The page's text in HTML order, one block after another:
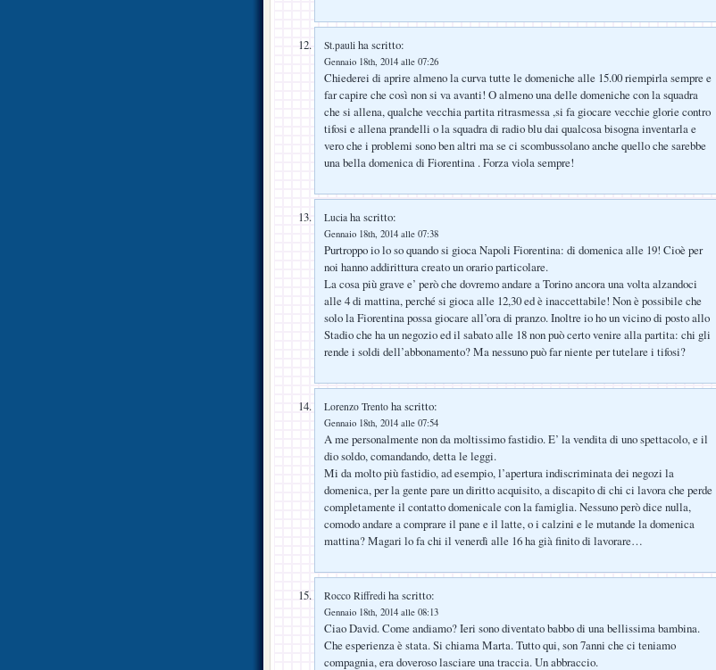
St.pauli ha scritto:
Gennaio 18th, 2014 alle 07:26
Chiederei di aprire almeno la curva tutte le domeniche alle 15.00 riempirla sempre e
far capire che così non si va avanti! O almeno una delle domeniche con la squadra
che si allena, qualche vecchia partita ritrasmessa ,si fa giocare vecchie glorie contro
tifosi e allena prandelli o la squadra di radio blu dai qualcosa bisogna inventarla e
vero che i problemi sono ben altri ma se ci scombussolano anche quello che sarebbe
una bella domenica di Fiorentina . Forza viola sempre!
Lucia ha scritto:
Gennaio 18th, 2014 alle 07:38
Purtroppo io lo so quando si gioca Napoli Fiorentina: di domenica alle 19! Cioè per
noi hanno addirittura creato un orario particolare.
La cosa più grave e’ però che dovremo andare a Torino ancora una volta alzandoci
alle 4 di mattina, perché si gioca alle 12,30 ed è inaccettabile! Non è possibile che
solo la Fiorentina possa giocare all’ora di pranzo. Inoltre io ho un vicino di posto allo
Stadio che ha un negozio ed il sabato alle 18 non può certo venire alla partita: chi gli
rende i soldi dell’abbonamento? Ma nessuno può far niente per tutelare i tifosi?
Lorenzo Trento ha scritto:
Gennaio 18th, 2014 alle 07:54
A me personalmente non da moltissimo fastidio. E’ la vendita di uno spettacolo, e il
dio soldo, comandando, detta le leggi.
Mi da molto più fastidio, ad esempio, l’apertura indiscriminata dei negozi la
domenica, per la gente pare un diritto acquisito, a discapito di chi ci lavora che perde
completamente il contatto domenicale con la famiglia. Nessuno però dice nulla,
comodo andare a comprare il pane e il latte, o i calzini e le mutande la domenica
mattina? Magari lo fa chi il venerdì alle 16 ha già finito di lavorare…
Rocco Riffredi ha scritto:
Gennaio 18th, 2014 alle 08:13
Ciao David. Come andiamo? Ieri sono diventato babbo di una bellissima bambina.
Che esperienza è stata. Si chiama Marta. Tutto qui, son 7anni che ci teniamo
compagnia, era doveroso lasciare una traccia. Un abbraccio.